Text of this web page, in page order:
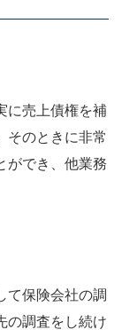
に売上債権を補
そのときに非常
ができ、他業務
て保険会社の調
の調査をし続け